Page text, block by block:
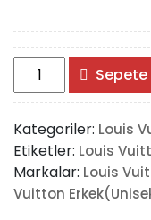
Louis
Vuitton
Toiletry
Kit
İnfini
%100
hakiki
Sepete
Kategoriler: Louis
Etiketler: Louis
Markalar: Louis
Vuitton